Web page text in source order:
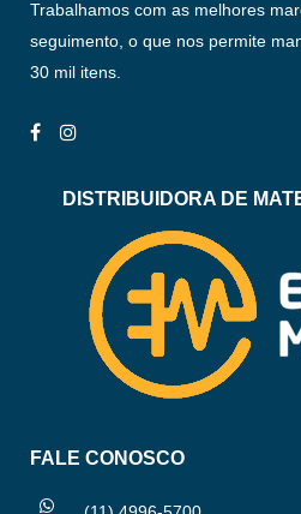
Trabalhamos com as melhores
seguimento, o que nos permite
30 mil itens.
DISTRIBUIDORA DE
FALE CONOSCO